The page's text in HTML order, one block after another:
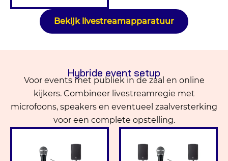
Bekijk livestreamapparatuur
Hybride event setup
Voor events met publiek in de zaal en online
kijkers. Combineer livestreamregie met
microfoons, speakers en eventueel zaalversterking
voor een complete opstelling.